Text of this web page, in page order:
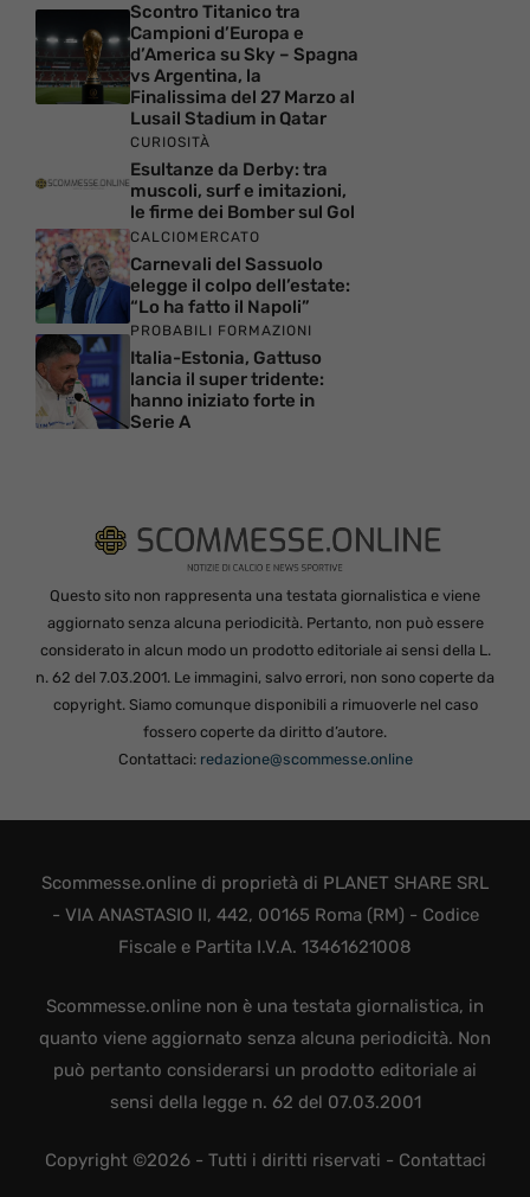
Scontro Titanico tra
Campioni d’Europa e
d’America su Sky – Spagna
vs Argentina, la
Finalissima del 27 Marzo al
Lusail Stadium in Qatar
CURIOSITÀ
Esultanze da Derby: tra
muscoli, surf e imitazioni,
le firme dei Bomber sul Gol
CALCIOMERCATO
Carnevali del Sassuolo
elegge il colpo dell’estate:
“Lo ha fatto il Napoli”
PROBABILI FORMAZIONI
Italia-Estonia, Gattuso
lancia il super tridente:
hanno iniziato forte in
Serie A
Questo sito non rappresenta una testata giornalistica e viene
aggiornato senza alcuna periodicità. Pertanto, non può essere
considerato in alcun modo un prodotto editoriale ai sensi della L.
n. 62 del 7.03.2001. Le immagini, salvo errori, non sono coperte da
copyright. Siamo comunque disponibili a rimuoverle nel caso
fossero coperte da diritto d’autore.
Contattaci: redazione@scommesse.online
Scommesse.online di proprietà di PLANET SHARE SRL
- VIA ANASTASIO II, 442, 00165 Roma (RM) - Codice
Fiscale e Partita I.V.A. 13461621008
Scommesse.online non è una testata giornalistica, in
quanto viene aggiornato senza alcuna periodicità. Non
può pertanto considerarsi un prodotto editoriale ai
sensi della legge n. 62 del 07.03.2001
Copyright ©2026 - Tutti i diritti riservati - Contattaci